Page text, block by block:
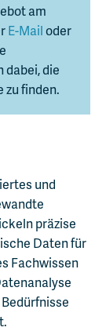
am
E-Mailoder
dabei, die
zu finden.
und
präzise
Daten für
Fachwissen